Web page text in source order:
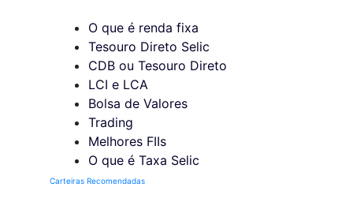
O que é renda fixa
Tesouro Direto Selic
CDB ou Tesouro Direto
LCI e LCA
Bolsa de Valores
Trading
Melhores FIIs
O que é Taxa Selic
Carteiras Recomendadas